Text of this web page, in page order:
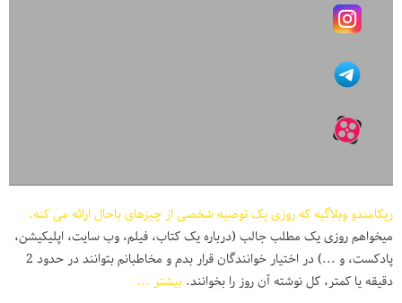
ریکامندو وبلاگیه که روزی یک توصیه شخصی از چیزهای باحال ارائه می کنه.
میخواهم روزی یک مطلب جالب (درباره یک کتاب، فیلم، وب سایت، اپلیکیشن،
پادکست، و ...) در اختیار خوانندگان قرار بدم و مخاطبانم بتوانند در حدود 2
دقیقه یا کمتر، کل نوشته آن روز را بخوانند. بیشتر ...